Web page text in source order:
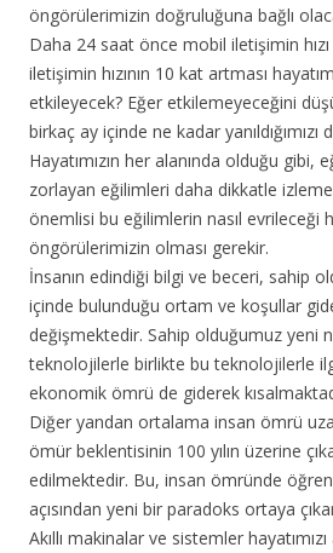
öngörülerimizin doğruluğuna bağlı
Daha 24 saat önce mobil iletişimin
iletişimin hızının 10 kat artması
etkileyecek? Eğer etkilemeyeceğini
birkaç ay içinde ne kadar yanıldığımızı
Hayatımızın her alanında olduğu gibi,
zorlayan eğilimleri daha dikkatle
önemlisi bu eğilimlerin nasıl evrileceği
öngörülerimizin olması gerekir.
İnsanın edindiği bilgi ve beceri, sahip
içinde bulunduğu ortam ve koşullar
değişmektedir. Sahip olduğumuz yeni
teknolojilerle birlikte bu teknolojilerle
ekonomik ömrü de giderek
Diğer yandan ortalama insan ömrü
ömür beklentisinin 100 yılın üzerine
edilmektedir. Bu, insan ömründe
açısından yeni bir paradoks ortaya
Akıllı makinalar ve sistemler